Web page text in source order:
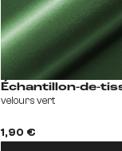
velours vert
1,90 €